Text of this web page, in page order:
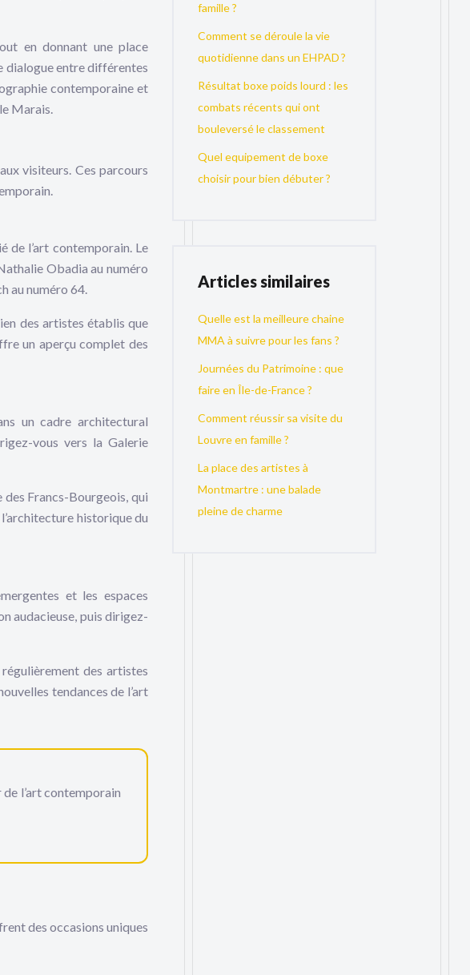
en donnant une place
dialogue entre différentes
contemporaine et
Marais.
visiteurs. Ces parcours
de l’art contemporain. Le
Obadia au numéro
au numéro 64.
des artistes établis que
un aperçu complet des
un cadre architectural
vous vers la Galerie
des Francs-Bourgeois, qui
historique du
et les espaces
audacieuse, puis dirigez-
des artistes
tendances de l’art
l’art contemporain
des occasions uniques
famille ?
Comment se déroule la vie
quotidienne dans un EHPAD ?
Résultat boxe poids lourd : les
combats récents qui ont
bouleversé le classement
Quel equipement de boxe
choisir pour bien débuter ?
Articles similaires
Quelle est la meilleure chaine
MMA à suivre pour les fans ?
Journées du Patrimoine : que
faire en Île-de-France ?
Comment réussir sa visite du
Louvre en famille ?
La place des artistes à
Montmartre : une balade
pleine de charme